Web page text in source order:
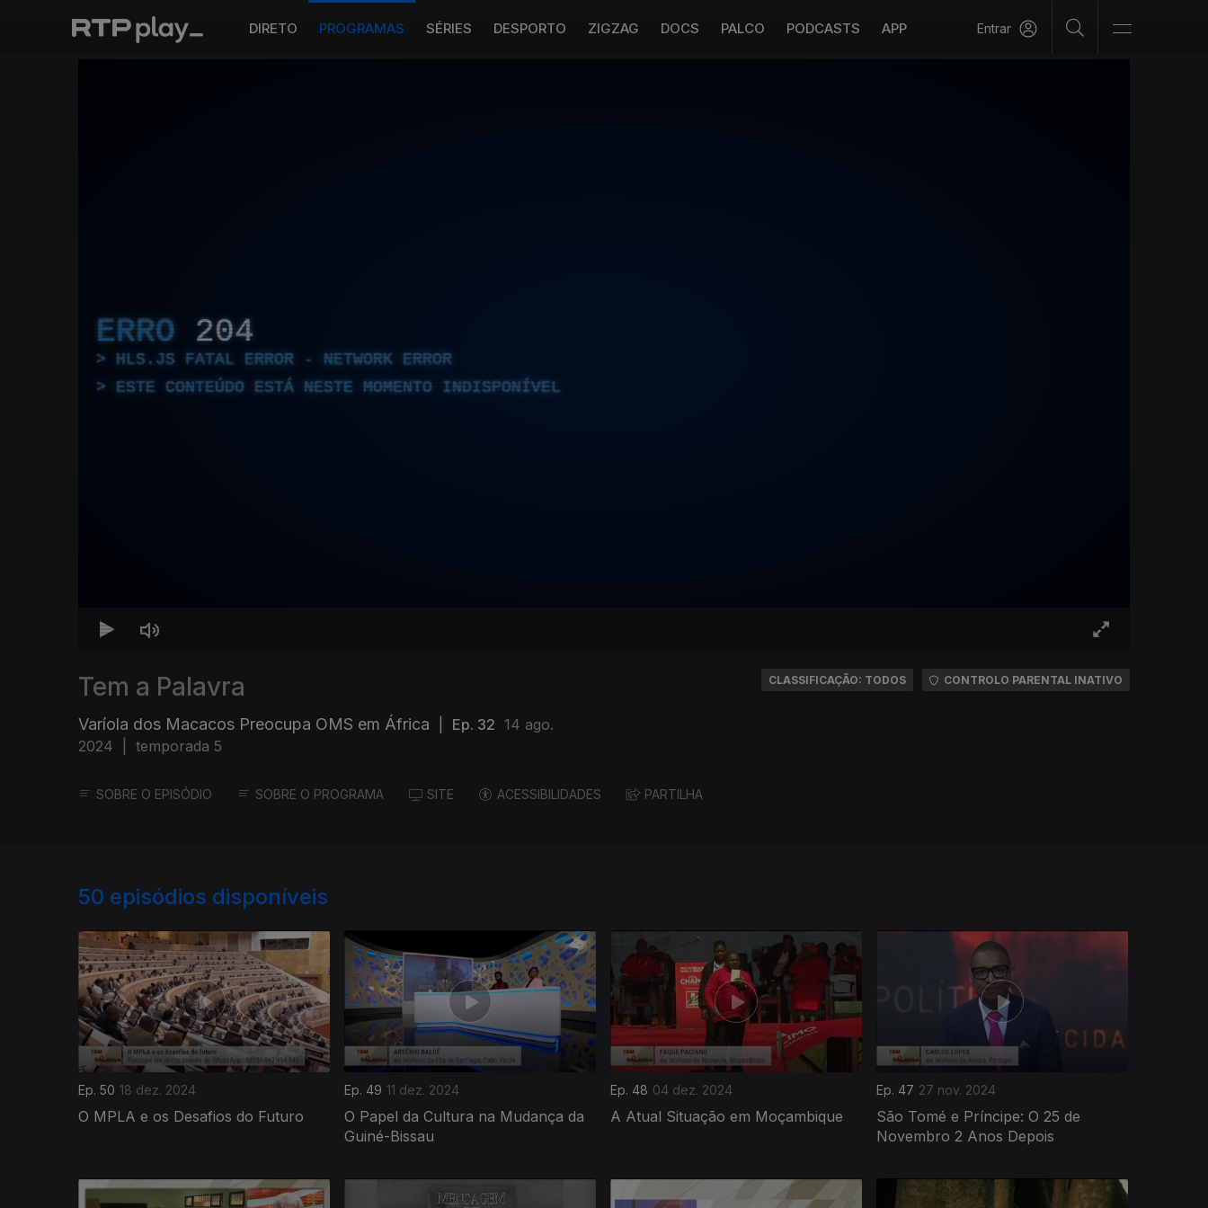
DIRETO PROGRAMAS SÉRIES DESPORTO ZIGZAG DOCS PALCO PODCASTS APP Entrar
ERRO 204
HLS.JS FATAL ERROR - NETWORK ERROR
ESTE CONTEÚDO ESTÁ NESTE MOMENTO INDISPONÍVEL
Tem a Palavra
Varíola dos Macacos Preocupa OMS em África Ep. 32 14 ago.
2024
temporada 5
CLASSIFICAÇÃO: TODOS CONTROLO PARENTAL INATIVO
SOBRE O EPISÓDIO SOBRE O PROGRAMA SITE ACESSIBILIDADES PARTILHA
50 episódios disponíveis
Ep. 50 18 dez. 2024
O MPLA e os Desafios do Futuro
Ep. 49 11 dez. 2024
O Papel da Cultura na Mudança da
Guiné-Bissau
Ep. 48 04 dez. 2024
A Atual Situação em Moçambique
Ep. 47 27 nov. 2024
São Tomé e Príncipe: O 25 de
Novembro 2 Anos Depois